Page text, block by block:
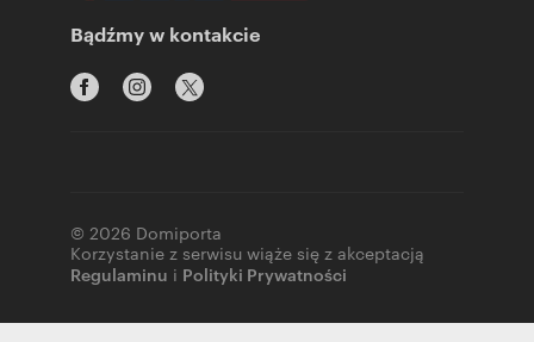
Bądźmy w kontakcie
© 2026 Domiporta
Korzystanie z serwisu wiąże się z akceptacją
Regulaminu i Polityki Prywatności